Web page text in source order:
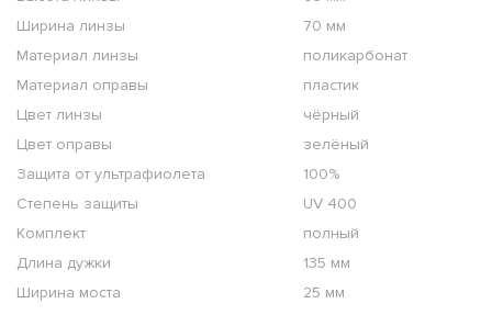
Ширина линзы
70 мм
Материал линзы
поликарбонат
Материал оправы
пластик
Цвет линзы
чёрный
Цвет оправы
зелёный
Защита от ультрафиолета
100%
Степень защиты
UV 400
Комплект
полный
Длина дужки
135 мм
Ширина моста
25 мм